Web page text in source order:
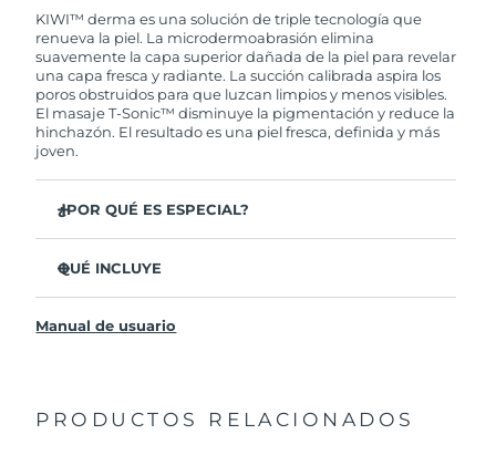
de tener algún problema durante los 2 años
posteriores a tu compra, FOREO te remplazará el
producto sin cargo alguno.
KIWI™ derma es una solución de triple tecnología que
renueva la piel. La microdermoabrasión elimina
suavemente la capa superior dañada de la piel para revelar
una capa fresca y radiante. La succión calibrada aspira los
poros obstruidos para que luzcan limpios y menos visibles.
El masaje T-Sonic™ disminuye la pigmentación y reduce la
hinchazón. El resultado es una piel fresca, definida y más
joven.
¿POR QUÉ ES ESPECIAL?
resultados duraderos.
El único dispositivo de microdermoabrasión que no
QUÉ INCLUYE
3 puntas de microdermoabrasión de diamantes
Guía de inicio rápido
Manual de usuario
PRODUCTOS RELACIONADOS
Turquía Entrega prevista
Emiratos Árabes
Unidos
Entrega prevista8/10/26
Estados Unidos
Uzbekistán
Vietnam